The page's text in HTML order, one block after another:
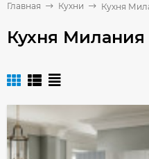
Главная Кухни Кухня
Кухня Милания